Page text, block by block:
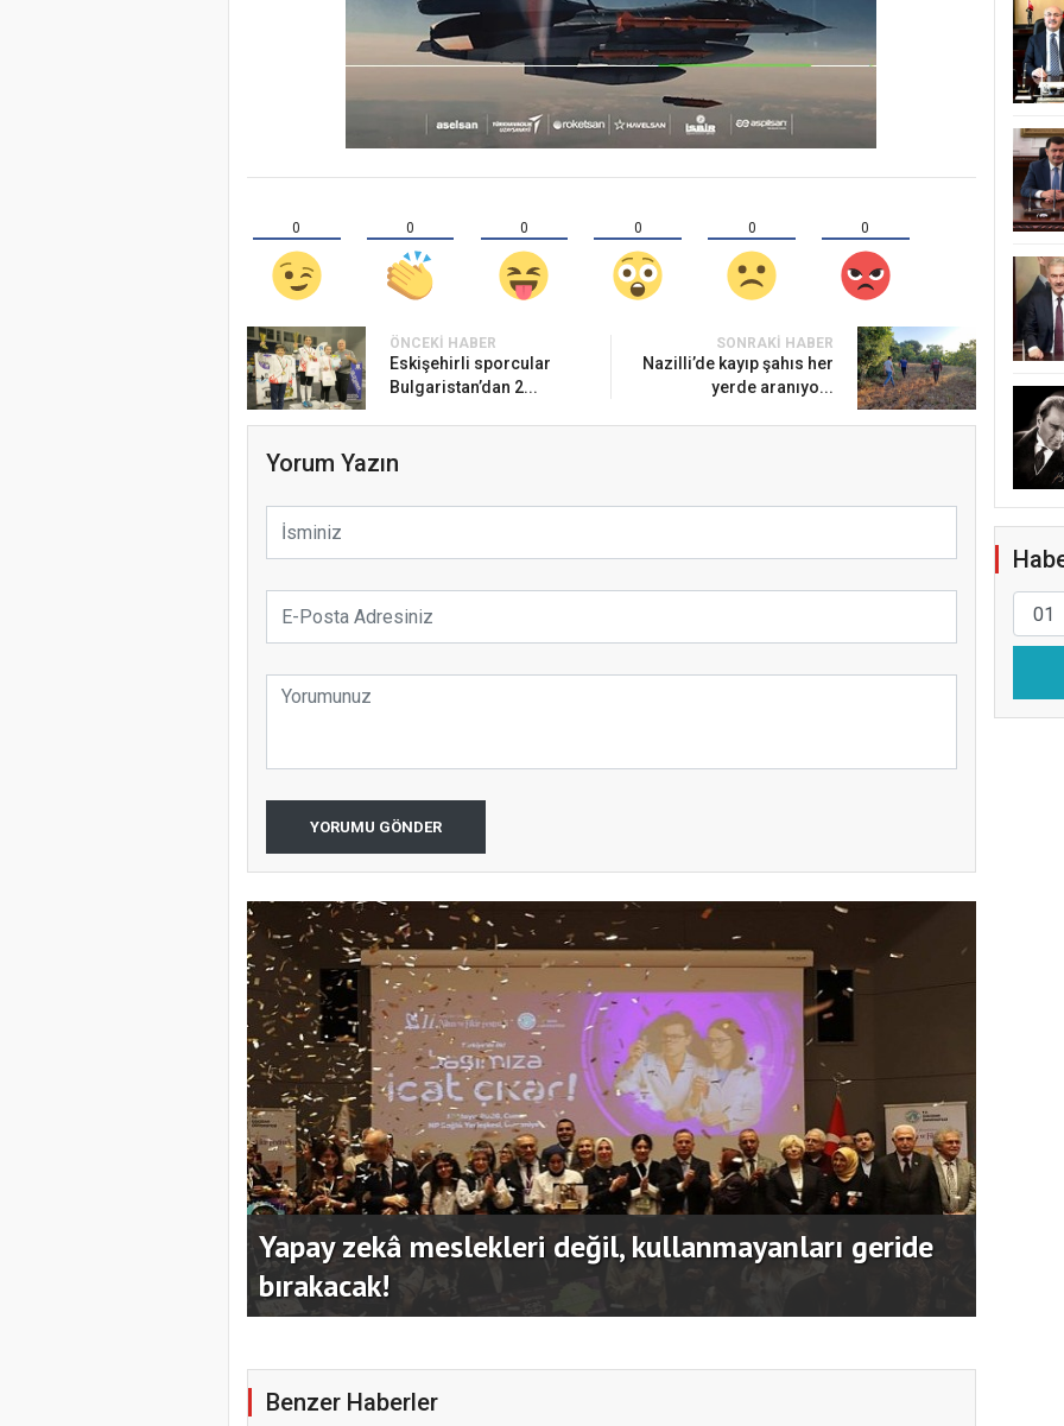
0 0 0 0 0 0
ÖNCEKI HABER
Eskişehirli sporcular
Bulgaristan’dan 2...
SONRAKI HABER
Nazilli’de kayıp şahıs her
yerde aranıyo...
Yorum Yazın
YORUMU GÖNDER
Kocaeli Büyükşehir’in SİDEM’i 129 bin kişiyi afetlere
hazırladı
Benzer Haberler